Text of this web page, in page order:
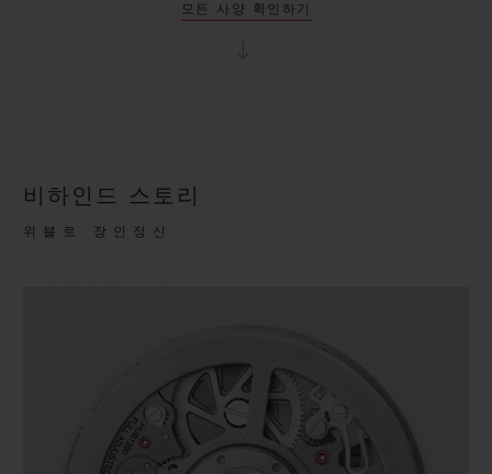
모든 사양 확인하기
비하인드 스토리
위블로 장인정신